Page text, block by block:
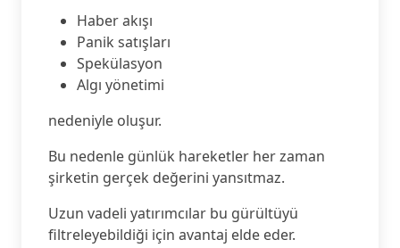
Haber akışı
Panik satışları
Spekülasyon
Algı yönetimi
nedeniyle oluşur.
Bu nedenle günlük hareketler her zaman
şirketin gerçek değerini yansıtmaz.
Uzun vadeli yatırımcılar bu gürültüyü
filtreleyebildiği için avantaj elde eder.